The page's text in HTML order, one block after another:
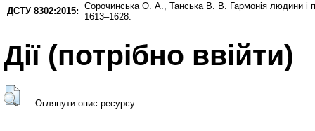
ДСТУ 8302:2015: Сорочинська О. А., Танська В. В. Гармонія людини і
1613–1628.
Дії ​​(потрібно ввійти)
Оглянути опис ресурсу